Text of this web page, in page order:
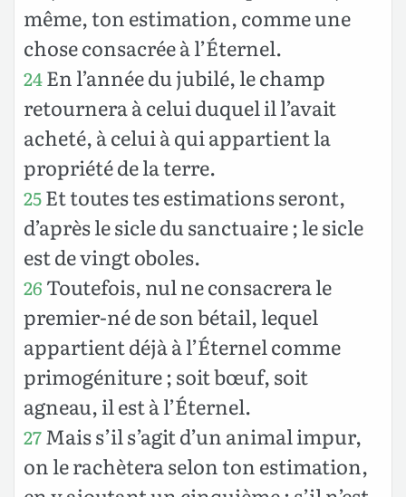
même, ton estimation, comme une
chose consacrée à l’Éternel.
24En l’année du jubilé, le champ
retournera à celui duquel il l’avait
acheté, à celui à qui appartient la
propriété de la terre.
25Et toutes tes estimations seront,
d’après le sicle du sanctuaire ; le sicle
est de vingt oboles.
26 Toutefois, nul ne consacrera le
premier-né de son bétail, lequel
appartient déjà à l’Éternel comme
primogéniture ; soit bœuf, soit
agneau, il est à l’Éternel.
27Mais s’il s’agit d’un animal impur,
on le rachètera selon ton estimation,